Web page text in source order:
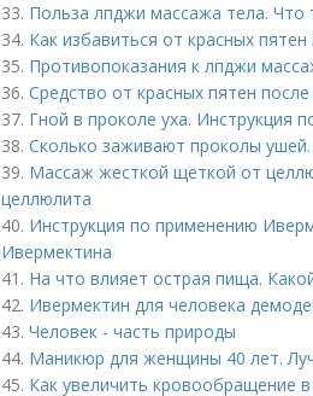
33. Польза лпджи массажа тела. Что
34. Как избавиться от красных
35. Противопоказания к лпджи
36. Средство от красных пятен
37. Гной в проколе уха. Инструкция
38. Сколько заживают проколы
39. Массаж жесткой щеткой от
целлюлита
40. Инструкция по применению
Ивермектина
41. На что влияет острая пища.
42. Ивермектин для человека
43. Человек - часть природы
44. Маникюр для женщины 40 лет.
45. Как увеличить кровообращение